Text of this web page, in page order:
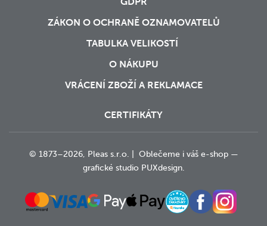
ZÁKON O OCHRANĚ OZNAMOVATELŮ
TABULKA VELIKOSTÍ
O NÁKUPU
VRÁCENÍ ZBOŽÍ A REKLAMACE
CERTIFIKÁTY
© 1873–2026, Pleas s.r.o. | Oblečeme i váš e-shop —
grafické studioPUXdesign.